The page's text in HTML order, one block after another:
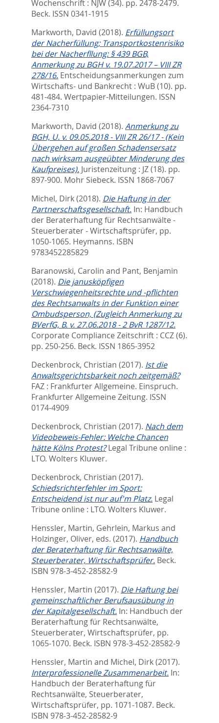
Wochenschrift : NJW (34). pp. 2478-2479.
Beck. ISSN 0341-1915
Markworth, David (2018). Erfüllungsort
der Nacherfüllung; Transportkostenrisiko
bei der Nacherfllung: § 439 BGB,
Anmerkung zu BGH v. 19.07.2017 – VIII ZR
278/16. Entscheidungsanmerkungen zum
Wirtschafts- und Bankrecht : WuB (10). pp.
481-484. Wertpapier-Mitteilungen. ISSN
2364-7310
Markworth, David (2018). Anmerkung zu
BGH, U. v. 09.05.2018 - VIII ZR 26/17 - (Kein
Übergehen auf großen Schadensersatz
nach wirksam ausgeübter Minderung des
Kaufpreises). Juristenzeitung : JZ (18). pp.
897-900. Mohr Siebeck. ISSN 1868-7067
Michel, Dirk(2018). Die Haftung in der
Partnerschaftsgesellschaft. In: Handbuch
der Beraterhaftung für Rechtsanwälte -
Steuerberater - Wirtschaftsprüfer, pp.
1050-1065. Heymanns. ISBN
9783452285829
Baranowski, Carolin and Pant, Benjamin
(2018). Die janusköpfigen
Verschwiegenheitsrechte und -pflichten
des Rechtsanwalts in der Funktion einer
Ombudsperson, (Zugleich Anmerkung zu
BVerfG, B. v. 27.06.2018 - 2 BvR 1287/12.
Corporate Compliance Zeitschrift : CCZ (6).
pp. 250-256. Beck. ISSN 1865-3952
Deckenbrock, Christian (2017). Ist die
Anwaltsgerichtsbarkeit noch zeitgemäß?
FAZ : Frankfurter Allgemeine. Einspruch.
Frankfurter Allgemeine Zeitung. ISSN
0174-4909
Deckenbrock, Christian (2017). Nach dem
Videobeweis-Fehler: Welche Chancen
hätte Kölns Protest? Legal Tribune online :
LTO. Wolters Kluwer.
Deckenbrock, Christian (2017).
Schiedsrichterfehler im Sport:
Entscheidend ist nur auf'm Platz. Legal
Tribune online : LTO. Wolters Kluwer.
Henssler, Martin, Gehrlein, Markus and
Holzinger, Oliver, eds. (2017). Handbuch
der Beraterhaftung für Rechtsanwälte,
Steuerberater, Wirtschaftsprüfer. Beck.
ISBN 978-3-452-28582-9
Henssler, Martin (2017). Die Haftung bei
gemeinschaftlicher Berufsausübung in
der Kapitalgesellschaft. In: Handbuch der
Beraterhaftung für Rechtsanwälte,
Steuerberater, Wirtschaftsprüfer, pp.
1065-1070. Beck. ISBN 978-3-452-28582-9
Henssler, Martin and Michel, Dirk(2017).
Interprofessionelle Zusammenarbeit. In:
Handbuch der Beraterhaftung für
Rechtsanwälte, Steuerberater,
Wirtschaftsprüfer, pp. 1071-1087. Beck.
ISBN 978-3-452-28582-9